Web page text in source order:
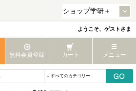
ようこそ、ゲストさま
無料会員登録 カート メニュー